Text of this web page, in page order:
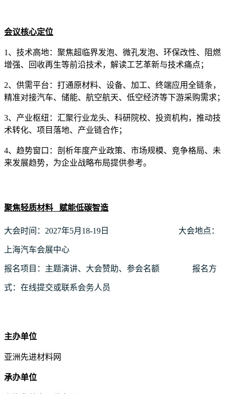
会议核心定位
1、技术高地：聚焦超临界发泡、微孔发泡、环保改性、阻燃
增强、回收再生等前沿技术，解读工艺革新与技术痛点；
2、供需平台：打通原材料、设备、加工、终端应用全链条，
精准对接汽车、储能、航空航天、低空经济等下游采购需求；
3、产业枢纽：汇聚行业龙头、科研院校、投资机构，推动技
术转化、项目落地、产业链合作；
4、趋势窗口：剖析年度产业政策、市场规模、竞争格局、未
来发展趋势，为企业战略布局提供参考。
聚焦轻质材料 赋能低碳智造
大会时间：2027年5月18-19日 大会地点：
上海汽车会展中心
报名项目：主题演讲、大会赞助、参会名额 报名方
式：在线提交或联系会务人员
主办单位
亚洲先进材料网
承办单位